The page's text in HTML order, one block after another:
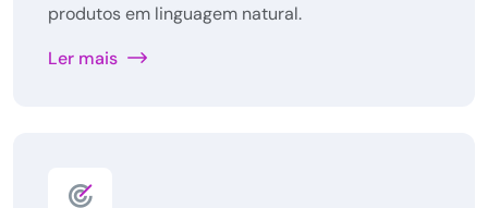
produtos em linguagem natural.
Ler mais